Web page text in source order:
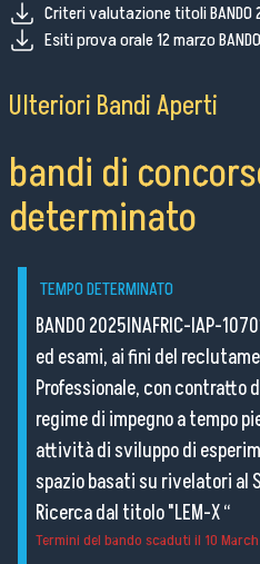
Criteri valutazione titoli BANDO
Esiti prova orale 12 marzo
Ulteriori Bandi Aperti
bandi di
determinato
TEMPO DETERMINATO
BANDO 2025INAFRIC-IAP-
ed esami, ai fini del
Professionale, con contratto
regime di impegno a tempo
attività di sviluppo di
spazio basati su rivelatori al
Ricerca dal titolo "LEM-X “
Termini del bando scaduti il 10